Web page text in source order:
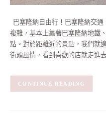
巴塞隆納自由行！巴塞隆納交
複雜，基本上靠著巴塞隆納地鐵
點。對於距離近的景點，我們就
街頭風情，看到喜歡的店就走進
CONTINUE READING